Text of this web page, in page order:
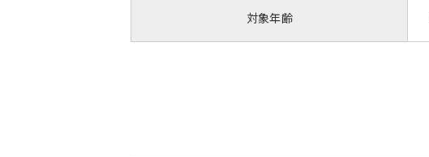
対象年齢